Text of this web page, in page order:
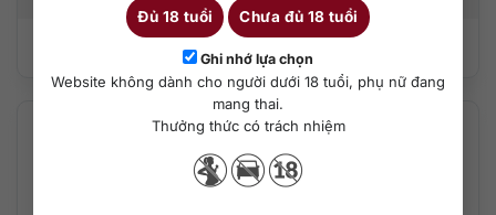
Đủ 18 tuổi Chưa đủ 18 tuổi
Ghi nhớ lựa chọn
Website không dành cho người dưới 18 tuổi, phụ nữ đang
mang thai.
Thưởng thức có trách nhiệm
Thêm vào giỏ hàng